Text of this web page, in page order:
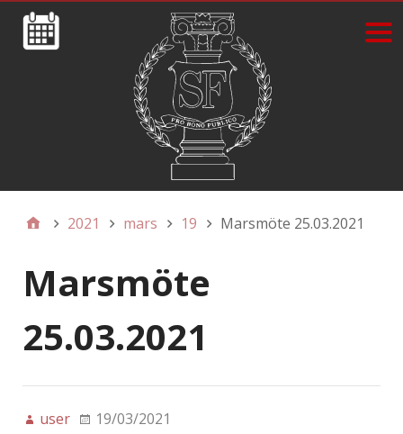
2021 mars 19 Marsmöte 25.03.2021
Marsmöte
25.03.2021
user 19/03/2021